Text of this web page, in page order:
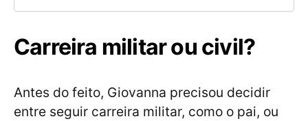
Carreira militar ou civil?
Antes do feito, Giovanna precisou decidir
entre seguir carreira militar, como o pai, ou